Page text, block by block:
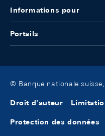
Informations pour
Portails
© Banque nationale
Droit d'auteur
Protection des données